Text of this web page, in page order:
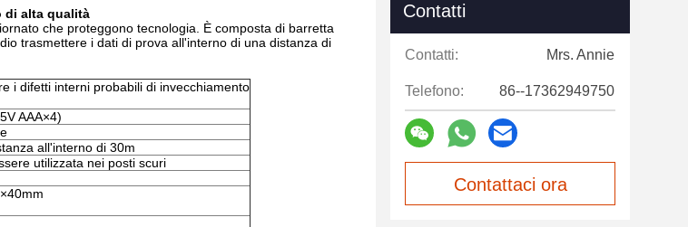
di alta qualità
che proteggono tecnologia. È composta di barretta
trasmettere i dati di prova all'interno di una distanza di
i difetti interni probabili di invecchiamento
AAA×4)
all'interno di 30m
utilizzata nei posti scuri
Contatti
Contatti: Mrs. Annie
Telefono: 86--17362949750
Contattaci ora